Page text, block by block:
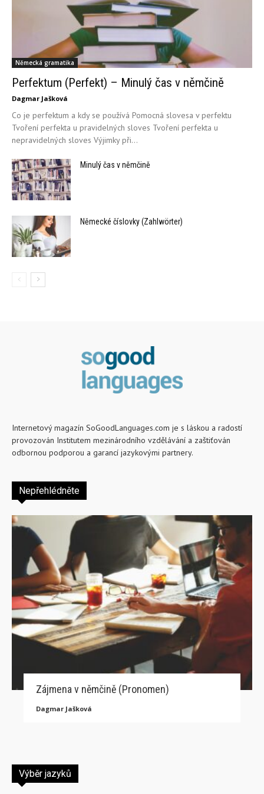
Německá gramatika
Perfektum (Perfekt) – Minulý čas v němčině
Dagmar Jašková
Co je perfektum a kdy se používá Pomocná slovesa v perfektu
Tvoření perfekta u pravidelných sloves Tvoření perfekta u
nepravidelných sloves Výjimky při...
Minulý čas v němčině
Německé číslovky (Zahlwörter)
Internetový magazín SoGoodLanguages.com je s láskou a radostí
provozován Institutem mezinárodního vzdělávání a zaštiťován
odbornou podporou a garancí jazykovými partnery.
Nepřehlédněte
Zájmena v němčině (Pronomen)
Dagmar Jašková
Výběr jazyků